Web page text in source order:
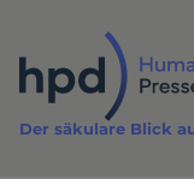
Inhalt
Der säkulare Blick